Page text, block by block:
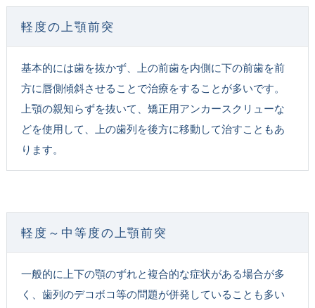
軽度の上顎前突
基本的には歯を抜かず、上の前歯を内側に下の前歯を前
方に唇側傾斜させることで治療をすることが多いです。
上顎の親知らずを抜いて、矯正用アンカースクリューな
どを使用して、上の歯列を後方に移動して治すこともあ
ります。
軽度～中等度の上顎前突
一般的に上下の顎のずれと複合的な症状がある場合が多
く、歯列のデコボコ等の問題が併発していることも多い